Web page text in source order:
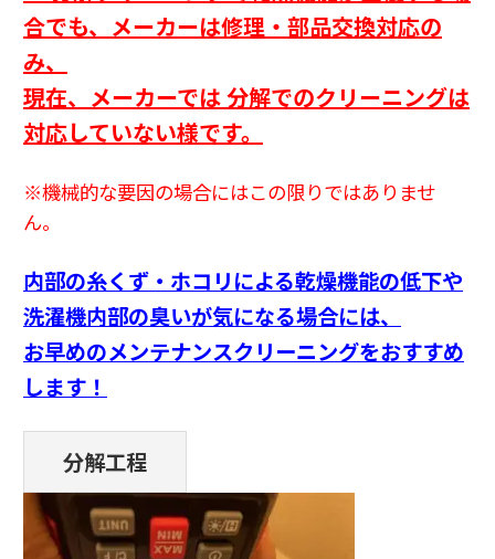
合でも、 メーカーは修理・部品交換対応の
み、
現在、メーカーでは 分解でのクリーニングは
対応していない様です。
※機械的な要因の場合にはこの限りではありませ
ん。
内部の糸くず・ホコリによる乾燥機能の低下や
洗濯機内部の臭いが気になる場合には、
お早めのメンテナンスクリーニングをおすすめ
します！
分解工程